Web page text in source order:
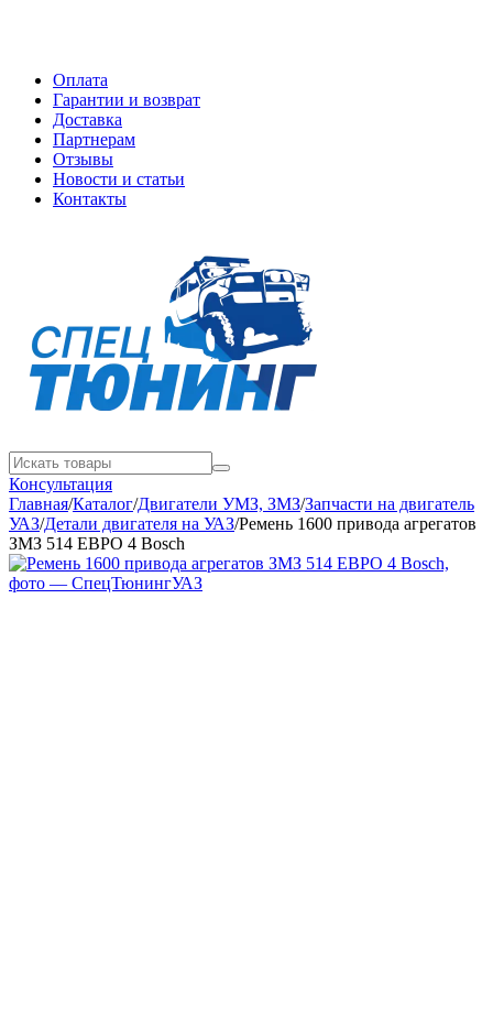
Оплата
Гарантии и возврат
Доставка
Партнерам
Отзывы
Новости и статьи
Контакты
Консультация
Главная/Каталог/Двигатели УМЗ, ЗМЗ/Запчасти на двигатель
УАЗ/Детали двигателя на УАЗ/Ремень 1600 привода агрегатов
ЗМЗ 514 ЕВРО 4 Bosch